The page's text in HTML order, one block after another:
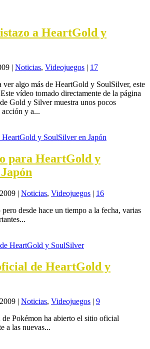
a HeartGold y
| Noticias, Videojuegos | 17
ver algo más de HeartGold y SoulSilver, este
vídeo tomado directamente de la página
Gold y Silver muestra unos pocos
acción y a...
para HeartGold y
| Noticias, Videojuegos | 16
desde hace un tiempo a la fecha, varias
de HeartGold y
| Noticias, Videojuegos | 9
Pokémon ha abierto el sitio oficial
a las nuevas...